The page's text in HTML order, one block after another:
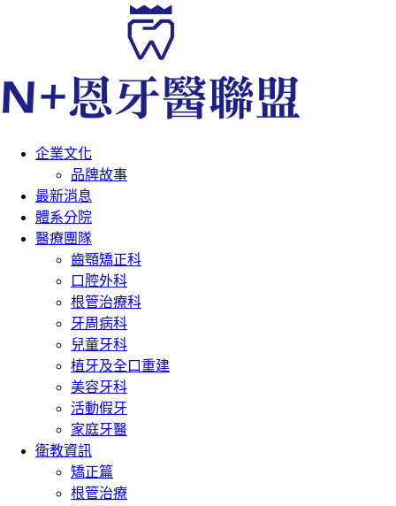
企業文化
品牌故事
最新消息
體系分院
醫療團隊
齒顎矯正科
口腔外科
根管治療科
牙周病科
兒童牙科
植牙及全口重建
美容牙科
活動假牙
家庭牙醫
衛教資訊
矯正篇
根管治療